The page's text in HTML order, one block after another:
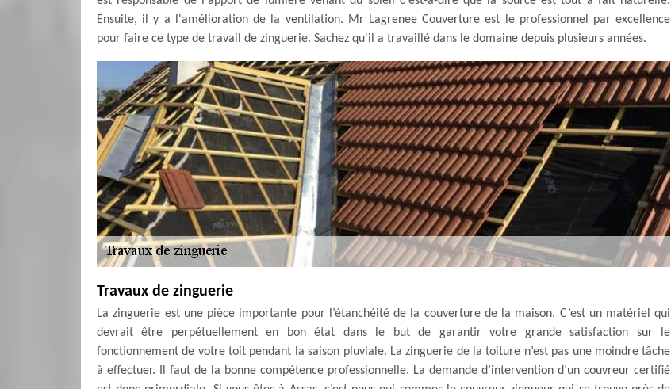
Ensuite, il y a l'amélioration de la ventilation. Mr Lagrenee Couverture est le professionnel par excellence
pour faire ce type de travail de zinguerie. Sachez qu'il a travaillé dans le domaine depuis plusieurs années.
Travaux de zinguerie
La zinguerie est une pièce importante pour l’étanchéité de la couverture de la maison. C’est un matériel qui
devrait être perpétuellement en bon état dans le but de garantir votre grande satisfaction sur le
fonctionnement de votre toit pendant la saison pluviale. La zinguerie de la toiture n’est pas une moindre tâche
à effectuer. Il faut de la bonne compétence professionnelle. La demande d’intervention d’un couvreur certifié